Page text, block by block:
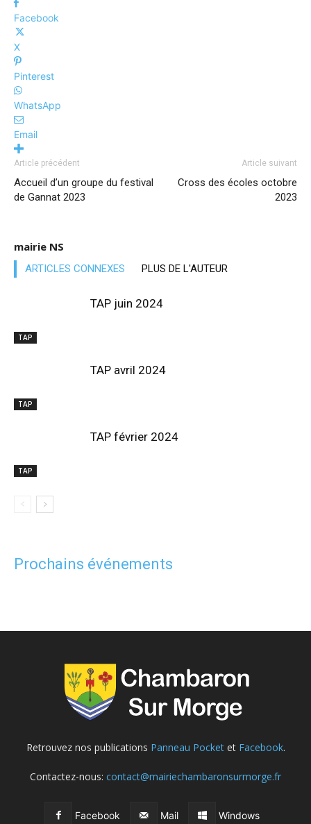
Facebook
X
Pinterest
WhatsApp
Email
Article précédent
Accueil d’un groupe du festival
de Gannat 2023
Article suivant
Cross des écoles octobre
2023
mairie NS
ARTICLES CONNEXES PLUS DE L'AUTEUR
TAP
TAP juin 2024
TAP
TAP avril 2024
TAP
TAP février 2024
Prochains événements
Retrouvez nos publications Panneau Pocketet Facebook.
Contactez-nous: contact@mairiechambaronsurmorge.fr
Facebook Mail Windows